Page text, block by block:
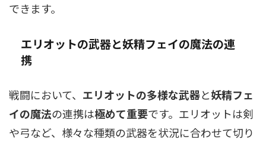
できます。
エリオットの武器と妖精フェイの魔法の連
携
戦闘において、 エリオットの多様な武器と妖精フェ
イの魔法の連携は極めて重要です。エリオットは剣
や弓など、様々な種類の武器を状況に合わせて切り